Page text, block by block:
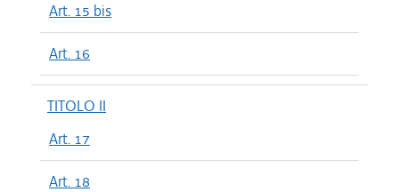
Art. 15 bis
Art. 16
TITOLO II
Art. 17
Art. 18